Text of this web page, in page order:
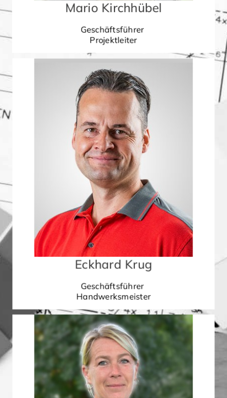
Mario Kirchhübel
Geschäftsführer
Projektleiter
Eckhard Krug
Geschäftsführer
Handwerksmeister